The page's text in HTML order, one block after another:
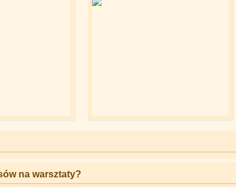
na warsztaty?